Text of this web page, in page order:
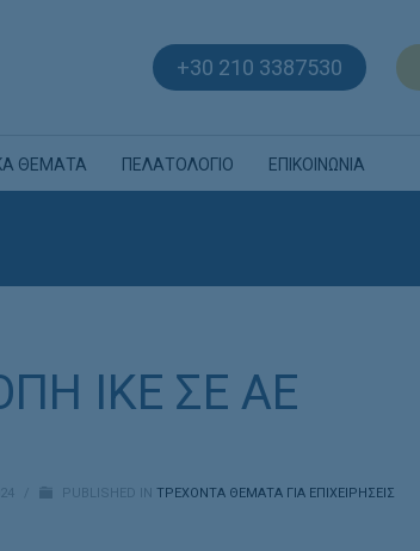
+30 210 3387530
ΘΕΜΑΤΑ ΠΕΛΑΤΟΛΟΓΙΟ ΕΠΙΚΟΙΝΩΝΙΑ
ΙΚΕ ΣΕ ΑΕ
PUBLISHED INΤΡΕΧΟΝΤΑ ΘΕΜΑΤΑ ΓΙΑ ΕΠΙΧΕΙΡΗΣΕΙΣ